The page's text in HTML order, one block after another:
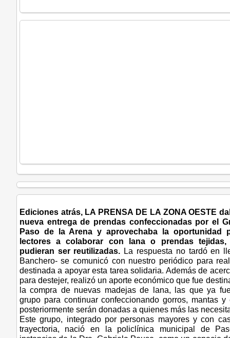
Ediciones atrás, LA PRENSA DE LA ZONA OESTE
nueva entrega de prendas confeccionadas por el
Paso de la Arena y aprovechaba la oportunidad
lectores a colaborar con lana o prendas
pudieran ser reutilizadas. La respuesta no tardó en
Banchero- se comunicó con nuestro periódico para
destinada a apoyar esta tarea solidaria. Además de
para destejer, realizó un aporte económico que fue
la compra de nuevas madejas de lana, las que ya
grupo para continuar confeccionando gorros, mantas y
posteriormente serán donadas a quienes más las
Este grupo, integrado por personas mayores y con
trayectoria, nació en la policlínica municipal de